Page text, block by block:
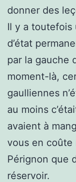
donner des
Il y a toutefois
d’état
par la gauche
moment-là,
gaulliennes
au moins
avaient à
vous en coûte
Pérignon que
réservoir.